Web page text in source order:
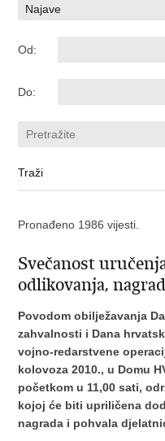
Od:
Do:
Pronađeno 1986 vijesti.
Svečanost
odlikovanja,
Povodom obilježavanja
zahvalnosti i Dana
vojno-redarstvene
kolovoza 2010., u Domu
početkom u 11,00 sati,
kojoj će biti upriličena
nagrada i pohvala